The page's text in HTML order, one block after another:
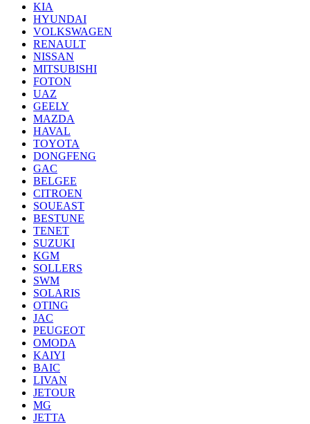
KIA
HYUNDAI
VOLKSWAGEN
RENAULT
NISSAN
MITSUBISHI
FOTON
UAZ
GEELY
MAZDA
HAVAL
TOYOTA
DONGFENG
GAC
BELGEE
CITROEN
SOUEAST
BESTUNE
TENET
SUZUKI
KGM
SOLLERS
SWM
SOLARIS
OTING
JAC
PEUGEOT
OMODA
KAIYI
BAIC
LIVAN
JETOUR
MG
JETTA